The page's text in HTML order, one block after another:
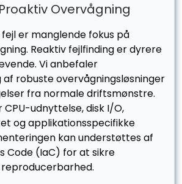
Overvågning
er manglende fokus på
Reaktiv fejlfinding er dyrere
Vi anbefaler
robuste overvågningsløsninger
fra normale driftsmønstre.
udnyttelse, disk I/O,
og applikationsspecifikke
kan understøttes af
Code (IaC) for at sikre